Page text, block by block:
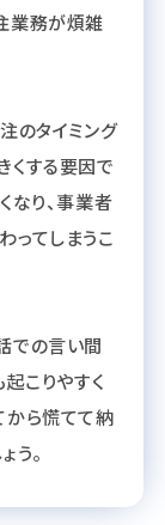
業務が煩雑
のタイミング
くする要因で
なり、事業者
ってしまうこ
での言い間
こりやすく
から慌てて納
う。